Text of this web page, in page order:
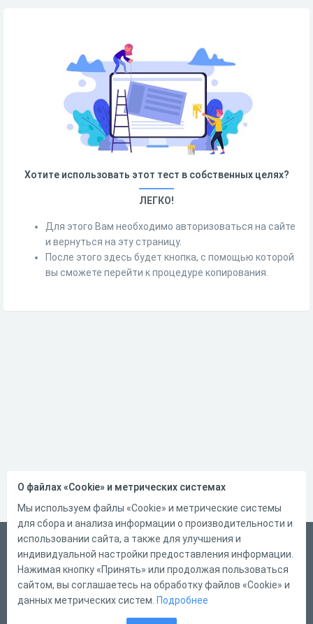
Хотите использовать этот тест в собственных целях?
ЛЕГКО!
Для этого Вам необходимо авторизоваться на сайте
и вернуться на эту страницу.
После этого здесь будет кнопка, с помощью которой
вы сможете перейти к процедуре копирования.
Русский
Справка
Форма обратной связи
О файлах «Cookie» и метрических системах
Мы используем файлы «Cookie» и метрические системы
для сбора и анализа информации о производительности и
использовании сайта, а также для улучшения и
индивидуальной настройки предоставления информации.
Нажимая кнопку «Принять» или продолжая пользоваться
сайтом, вы соглашаетесь на обработку файлов «Cookie» и
данных метрических систем. Подробнее